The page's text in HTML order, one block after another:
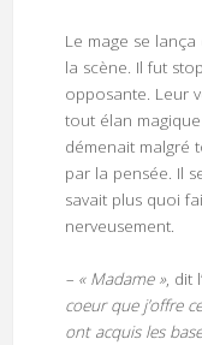
Le mage se lança
la scène. Il fut
opposante. Leur
tout élan
démenait malgré
par la pensée. Il
savait plus quoi
nerveusement.
– « Madame », dit
coeur que j’offre
ont acquis les